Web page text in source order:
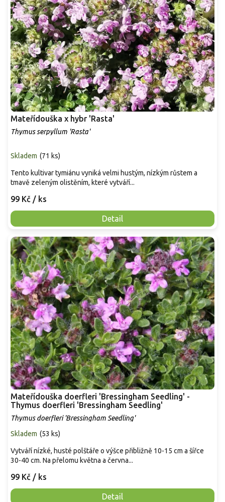
Mateřídouška x hybr 'Rasta'
Thymus serpyllum 'Rasta'
Skladem (71 ks)
99 Kč / ks
Detail
Tento kultivar tymiánu vyniká velmi hustým, nízkým růstem a
tmavě zeleným olistěním, které vytváří...
Mateřídouška doerfleri 'Bressingham Seedling' -
Thymus doerfleri 'Bressingham Seedling'
Thymus doerfleri 'Bressingham Seedling'
Skladem (53 ks)
99 Kč / ks
Detail
Vytváří nízké, husté polštáře o výšce přibližně 10-15 cm a šířce
30-40 cm. Na přelomu května a června...